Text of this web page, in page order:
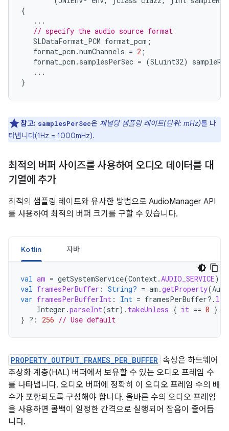
{
...
// specify the audio source format
SLDataFormat_PCM format_pcm ;
format_pcm .numChannels = 2 ;
format_pcm . samplesPerSec = (SLuint32)
...
}
참고: samplesPerSec은 채널당 샘플링 레이트(단위: mHz)를 나
타냅니다(1Hz = 1000mHz).
최적의 버퍼 사이즈를 사용하여 오디오 데이터를 대
기열에 추가
최적의 샘플링 레이트와 유사한 방법으로 AudioManager API
를 사용하여 최적의 버퍼 크기를 구할 수 있습니다.
Kotlin 자바
val am = getSystemService(Context.AUDIO_SERVICE)
val framesPerBuffer : String? = am .getProperty(
var framesPerBufferInt : Int = framesPerBuffer?. let
Integer .parseInt(str). takeUnless { it == 0 }
} ?: 256 // Use default
PROPERTY_OUTPUT_FRAMES_PER_BUFFER 속성은 하드웨어
추상화 계층(HAL) 버퍼에서 보유할 수 있는 오디오 프레임 수
를 나타냅니다. 오디오 버퍼에 정확히 이 오디오 프레임 수의 배
수가 포함되도록 구성해야 합니다. 올바른 수의 오디오 프레임
을 사용하면 콜백이 일정한 간격으로 실행되어 잡음이 줄어듭
니다.